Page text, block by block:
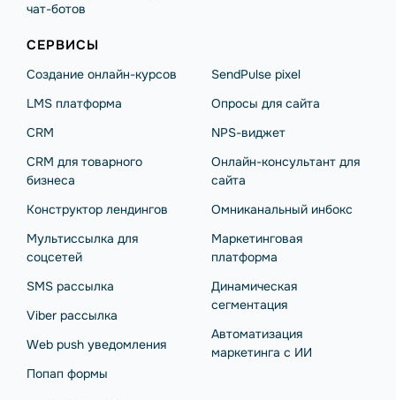
чат-ботов
СЕРВИСЫ
Создание онлайн-курсов
LMS платформа
CRM
CRM для товарного
бизнеса
Конструктор лендингов
Мультиссылка для
соцсетей
SMS рассылка
Viber рассылка
Web push уведомления
Попап формы
SendPulse pixel
Опросы для сайта
NPS-виджет
Онлайн-консультант для
сайта
Омниканальный инбокс
Маркетинговая
платформа
Динамическая
сегментация
Автоматизация
маркетинга с ИИ